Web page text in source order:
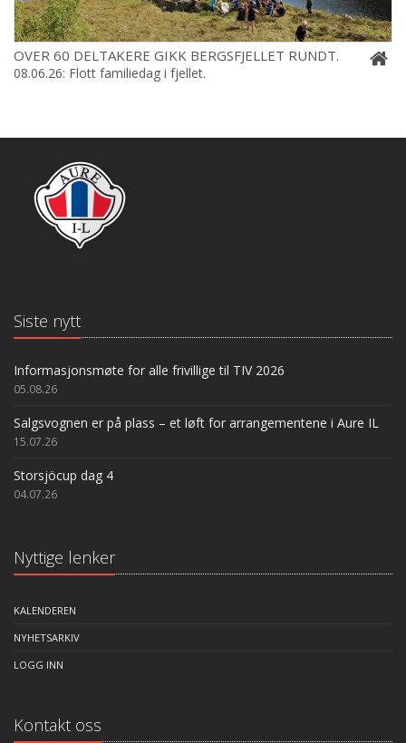
OVER 60 DELTAKERE GIKK BERGSFJELLET RUNDT.
08.06.26: Flott familiedag i fjellet.
Siste nytt
Informasjonsmøte for alle frivillige til TIV 2026
05.08.26
Salgsvognen er på plass – et løft for arrangementene i Aure IL
15.07.26
Storsjöcup dag 4
04.07.26
Nyttige lenker
KALENDEREN
NYHETSARKIV
LOGG INN
Kontakt oss